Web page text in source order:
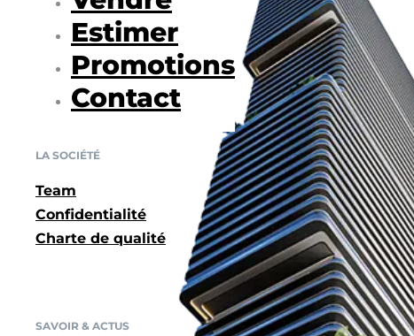
Estimer
Promotions
Contact
LA SOCIÉTÉ
Team
Confidentialité
Charte de qualité
SAVOIR & ACTUS